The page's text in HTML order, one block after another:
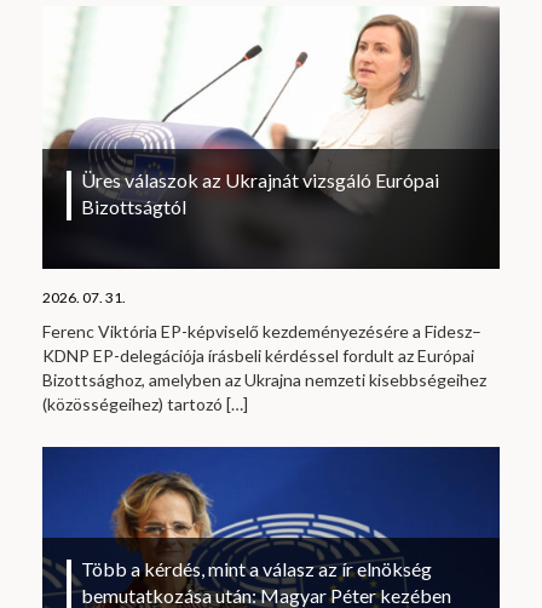
Üres válaszok az Ukrajnát vizsgáló Európai
Bizottságtól
2026. 07. 31.
Ferenc Viktória EP-képviselő kezdeményezésére a Fidesz–
KDNP EP-delegációja írásbeli kérdéssel fordult az Európai
Bizottsághoz, amelyben az Ukrajna nemzeti kisebbségeihez
(közösségeihez) tartozó […]
Több a kérdés, mint a válasz az ír elnökség
bemutatkozása után: Magyar Péter kezében